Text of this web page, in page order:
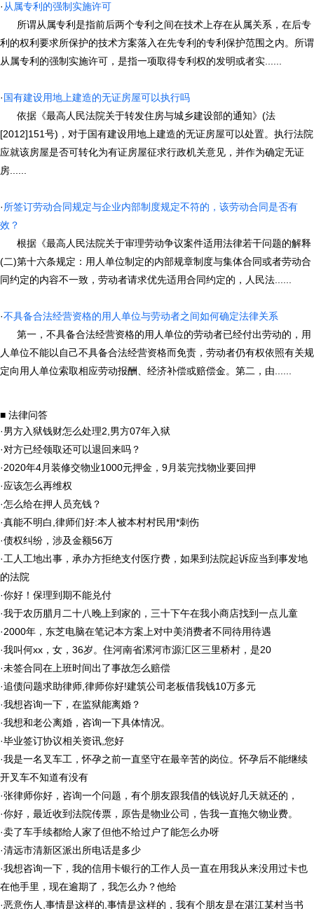
·从属专利的强制实施许可
所谓从属专利是指前后两个专利之间在技术上存在从属关系，在后专
利的权利要求所保护的技术方案落入在先专利的专利保护范围之内。所谓
从属专利的强制实施许可，是指一项取得专利权的发明或者实......
·国有建设用地上建造的无证房屋可以执行吗
依据《最高人民法院关于转发住房与城乡建设部的通知》(法
[2012]151号)，对于国有建设用地上建造的无证房屋可以处置。执行法院
应就该房屋是否可转化为有证房屋征求行政机关意见，并作为确定无证
房......
·所签订劳动合同规定与企业内部制度规定不符的，该劳动合同是否有
效？
根据《最高人民法院关于审理劳动争议案件适用法律若干问题的解释
(二)第十六条规定：用人单位制定的内部规章制度与集体合同或者劳动合
同约定的内容不一致，劳动者请求优先适用合同约定的，人民法......
·不具备合法经营资格的用人单位与劳动者之间如何确定法律关系
第一，不具备合法经营资格的用人单位的劳动者已经付出劳动的，用
人单位不能以自己不具备合法经营资格而免责，劳动者仍有权依照有关规
定向用人单位索取相应劳动报酬、经济补偿或赔偿金。第二，由......
■ 法律问答
·男方入狱钱财怎么处理2,男方07年入狱
·对方已经领取还可以退回来吗？
·2020年4月装修交物业1000元押金，9月装完找物业要回押
·应该怎么再维权
·怎么给在押人员充钱？
·真能不明白,律师们好:本人被本村村民用*刺伤
·债权纠纷，涉及金额56万
·工人工地出事，承办方拒绝支付医疗费，如果到法院起诉应当到事发地
的法院
·你好！保理到期不能兑付
·我于农历腊月二十八晚上到家的，三十下午在我小商店找到一点儿童
·2000年，东芝电脑在笔记本方案上对中美消费者不同待用待遇
·我叫何xx，女，36岁。住河南省漯河市源汇区三里桥村，是20
·未签合同在上班时间出了事故怎么赔偿
·追债问题求助律师,律师你好!建筑公司老板借我钱10万多元
·我想咨询一下，在监狱能离婚？
·我想和老公离婚，咨询一下具体情况。
·毕业签订协议相关资讯,您好
·我是一名叉车工，怀孕之前一直坚守在最辛苦的岗位。怀孕后不能继续
开叉车不知道有没有
·张律师你好，咨询一个问题，有个朋友跟我借的钱说好几天就还的，
·你好，最近收到法院传票，原告是物业公司，告我一直拖欠物业费。
·卖了车手续都给人家了但他不给过户了能怎么办呀
·清远市清新区派出所电话是多少
·我想咨询一下，我的信用卡银行的工作人员一直在用我从来没用过卡也
在他手里，现在逾期了，我怎么办？他给
·恶意伤人,事情是这样的,事情是这样的，我有个朋友是在湛江某村当书